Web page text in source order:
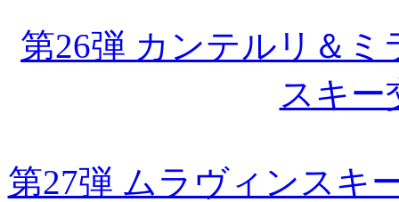
第26弾 カンテルリ＆
スキー
第27弾 ムラヴィンス